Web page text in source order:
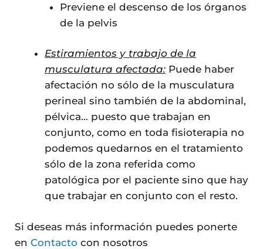
Previene el descenso de los órganos
de la pelvis
Estiramientos y trabajo de la
musculatura afectada: Puede haber
afectación no sólo de la musculatura
perineal sino también de la abdominal,
pélvica… puesto que trabajan en
conjunto, como en toda fisioterapia no
podemos quedarnos en el tratamiento
sólo de la zona referida como
patológica por el paciente sino que hay
que trabajar en conjunto con el resto.
Si deseas más información puedes ponerte
en Contacto con nosotros